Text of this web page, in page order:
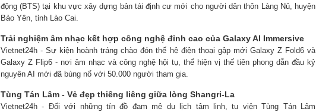
động (BTS) tại khu vực xây dựng bản tái định cư mới cho người dân thôn Làng Nủ, huyện
Bảo Yên, tỉnh Lào Cai.
Trải nghiệm âm nhạc kết hợp công nghệ đỉnh cao của Galaxy AI Immersive
Vietnet24h - Sự kiện hoành tráng chào đón thế hệ điện thoại gập mới Galaxy Z Fold6 và
Galaxy Z Flip6 - nơi âm nhạc và công nghệ hội tụ, thể hiện vị thế tiên phong dẫn đầu kỷ
nguyên AI mới đã bùng nổ với 50.000 người tham gia.
Tùng Tán Lâm - Vẻ đẹp thiêng liêng giữa lòng Shangri-La
Vietnet24h - Đối với những tín đồ đam mê du lịch tâm linh, tu viện Tùng Tán Lâm